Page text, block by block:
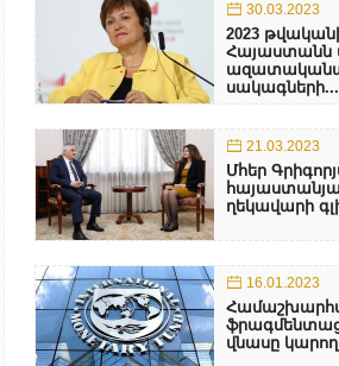
30.03.2023
2023
Հայաստանն
սակագների...
21.03.2023
Մհեր
ղեկավարի
16.01.2023
վնասը կարող